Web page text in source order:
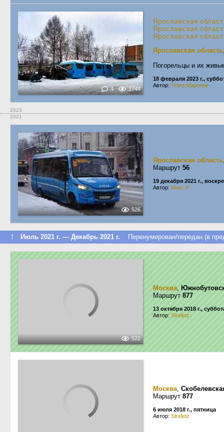
4 1744
Ярославская
Ярославская
Ярославская
Ярославская область
Погорельцы и их
18 февраля 2023 г.,
Автор: Тёма Миронов
2023
2021
526
Ярославская область
Маршрут 56
19 декабря 2021 г.,
Автор: Макс И
↑ Июль 2021 г. — Декабрь 2021 г. Перенумерован/передан (в
522
Москва,
Маршрут 877
13 октября 2018 г.,
Автор: Streletz
Москва,
Маршрут 877
6 июля 2018 г., пятница
Автор: Streletz